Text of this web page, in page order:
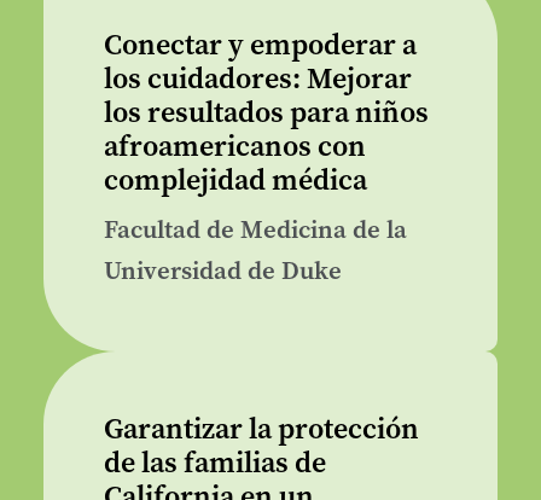
Conectar y empoderar a
los cuidadores: Mejorar
los resultados para niños
afroamericanos con
complejidad médica
Facultad de Medicina de la
Universidad de Duke
Garantizar la protección
de las familias de